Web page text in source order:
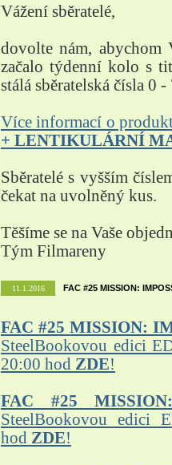
Vážení sběratelé,
dovolte nám,
začalo týdenní kolo s
stálá sběratelská čísla 0 -
Více informací o
+ LENTIKULÁRNÍ
Sběratelé s vyšším
čekat na uvolněný kus.
Těšíme se na Vaše
Tým Filmareny
11.1.2016 FAC #25 MISSION:
FAC #25 MISSION:
SteelBookovou edici
20:00 hod ZDE!
FAC #25
SteelBookovou edici
hod ZDE!